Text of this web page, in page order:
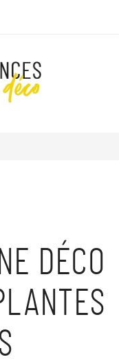
DÉCO